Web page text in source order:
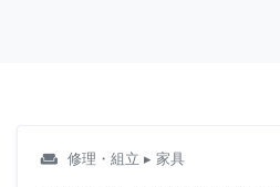
weekend 修理・組立 ▸ 家具